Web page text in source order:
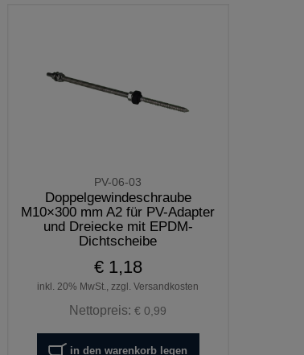
PV-06-03
Doppelgewindeschraube
M10×300 mm A2 für PV-Adapter
und Dreiecke mit EPDM-
Dichtscheibe
€ 1,18
inkl. 20% MwSt., zzgl. Versandkosten
Nettopreis:€ 0,99
in den warenkorb legen